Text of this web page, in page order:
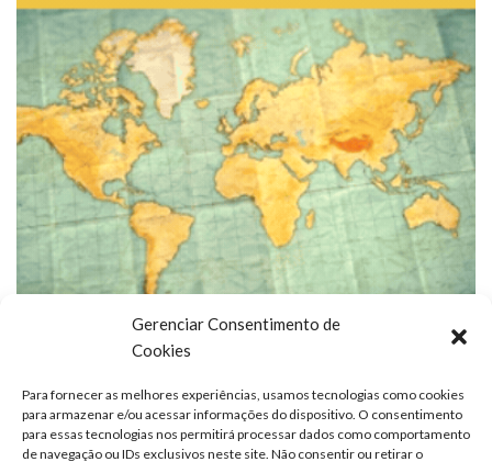
Gerenciar Consentimento de
Cookies
Para fornecer as melhores experiências, usamos tecnologias como cookies
para armazenar e/ou acessar informações do dispositivo. O consentimento
para essas tecnologias nos permitirá processar dados como comportamento
de navegação ou IDs exclusivos neste site. Não consentir ou retirar o